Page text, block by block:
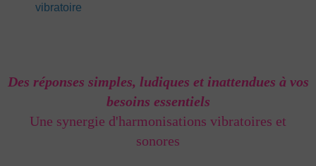
vibratoire
Des réponses simples, ludiques et inattendues à vos
besoins essentiels
Une synergie d'harmonisations vibratoires et
sonores